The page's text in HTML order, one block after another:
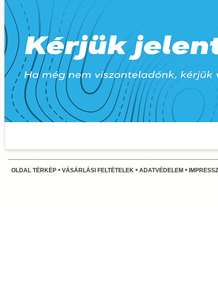
OLDAL TÉRKÉP • VÁSÁRLÁSI FELTÉTELEK • ADATVÉDELEM •